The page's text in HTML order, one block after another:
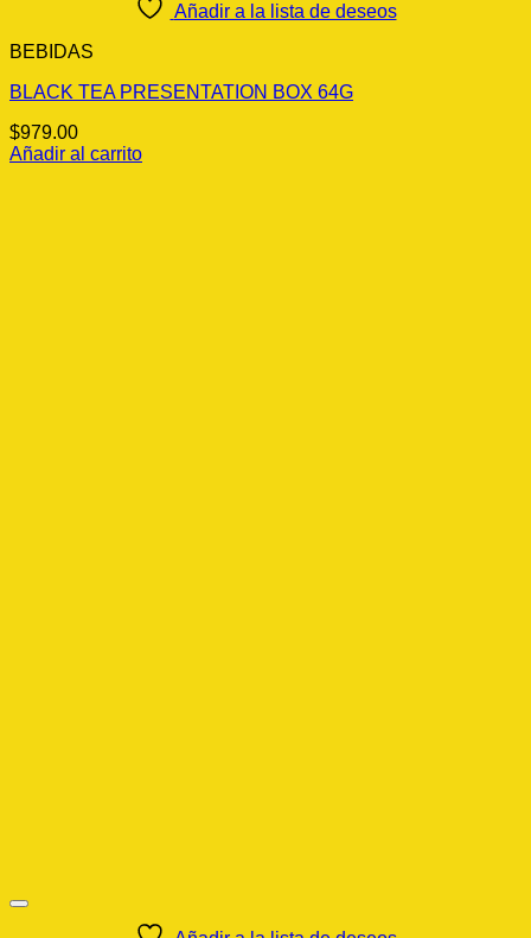
Añadir a la lista de deseos
BEBIDAS
BLACK TEA PRESENTATION BOX 64G
$979.00
Añadir al carrito